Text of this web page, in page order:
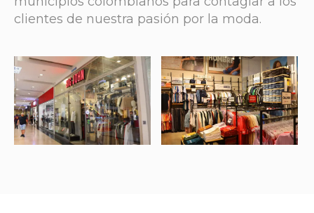
clientes de nuestra pasión por la moda.